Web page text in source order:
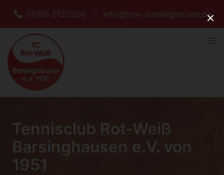
05105 5122926 info@tcrw-barsinghausen.de
Tennisclub Rot-Weiß
Barsinghausen e.V. von
1951